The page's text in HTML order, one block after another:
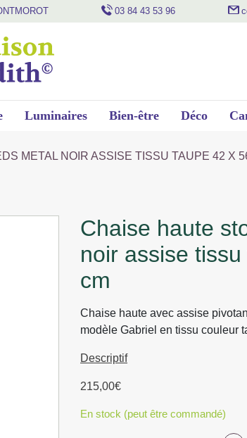
03 84 43 53 96
Luminaires Bien-être Déco
METAL NOIR ASSISE TISSU TAUPE 42 X
chaise haute stockholm pieds metal
noir assise
cm
Chaise haute avec assise
modèle Gabriel en tissu couleur
Descriptif
215,00€
En stock (peut être commandé)